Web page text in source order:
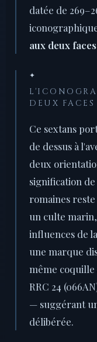
datée de
aux deux faces
✦
DEUX FACES
Ce sextans
de dessus à
deux
signification
romaines
un culte
influences de
une marque
même coquille
RRC 24
— suggérant
délibérée.